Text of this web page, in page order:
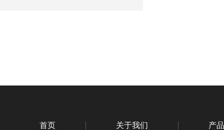
首页 关于我们 产